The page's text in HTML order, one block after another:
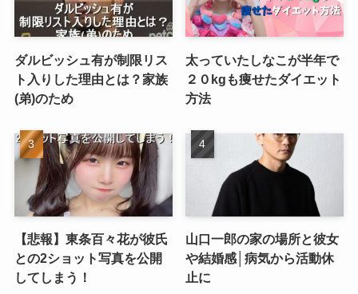
ダルビッシュ有が制限リス
ト入りした理由とは？家族
(弟)のため
太っていたしなこが半年で
２０kgも痩せたダイエット
方法
【悲報】東条百々花が彼氏
との2ショット写真を公開
してしまう！
山口一郎の家の場所と彼女
や結婚感│病気から活動休
止に